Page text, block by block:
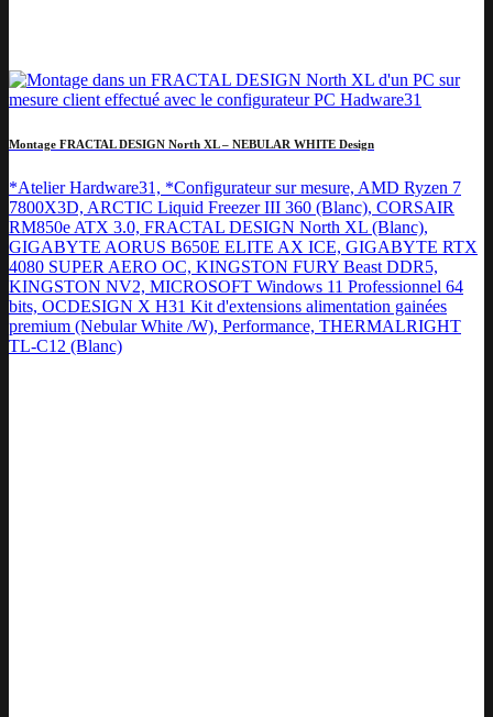
Montage FRACTAL DESIGN North XL – NEBULAR WHITE Design
*Atelier Hardware31, *Configurateur sur mesure, AMD Ryzen 7
7800X3D, ARCTIC Liquid Freezer III 360 (Blanc), CORSAIR
RM850e ATX 3.0, FRACTAL DESIGN North XL (Blanc),
GIGABYTE AORUS B650E ELITE AX ICE, GIGABYTE RTX
4080 SUPER AERO OC, KINGSTON FURY Beast DDR5,
KINGSTON NV2, MICROSOFT Windows 11 Professionnel 64
bits, OCDESIGN X H31 Kit d'extensions alimentation gainées
premium (Nebular White /W), Performance, THERMALRIGHT
TL-C12 (Blanc)